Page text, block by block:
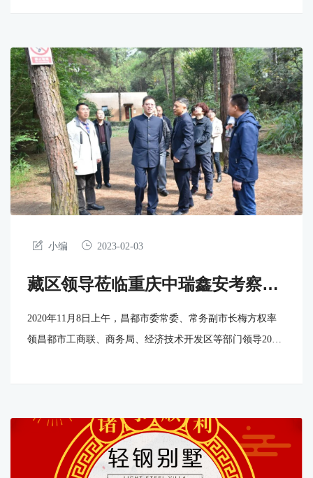
小编 2023-02-03
藏区领导莅临重庆中瑞鑫安考察指
2020年11月8日上午，昌都市委常委、常务副市长梅方权率
领昌都市工商联、商务局、经济技术开发区等部门领导20余